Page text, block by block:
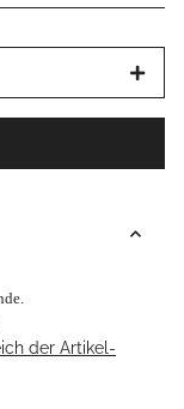
der Artikel-